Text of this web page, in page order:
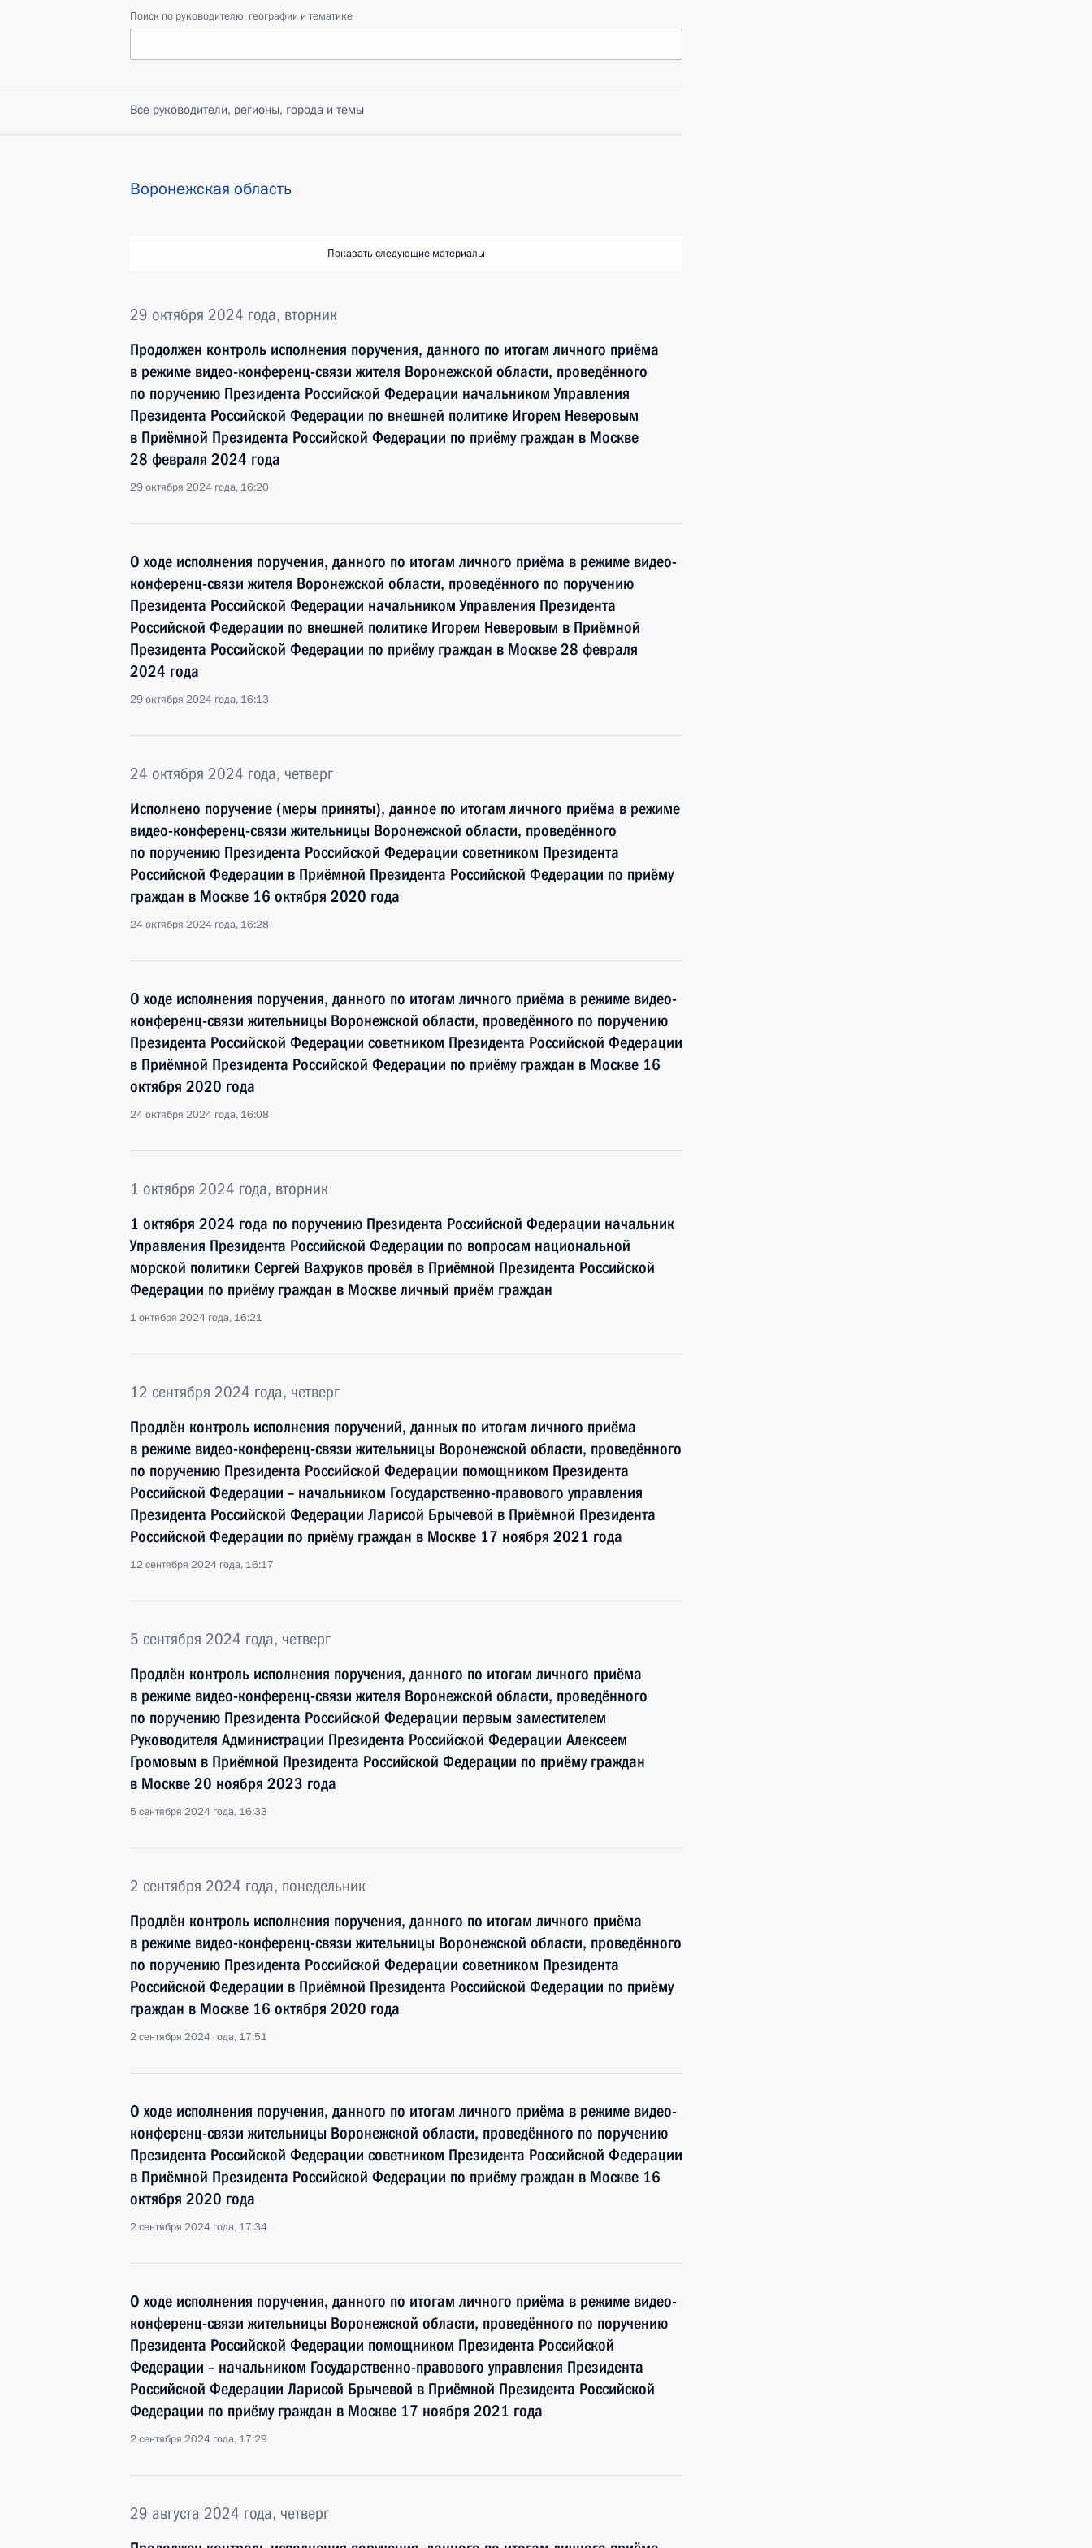
Поиск по руководителю, географии и тематике
Все руководители, регионы, города и темы
Воронежская область
Показать следующие материалы
29 октября 2024 года, вторник
Продолжен контроль исполнения поручения, данного по итогам личного приёма
в режиме видео-конференц-связи жителя Воронежской области, проведённого
по поручению Президента Российской Федерации начальником Управления
Президента Российской Федерации по внешней политике Игорем Неверовым
в Приёмной Президента Российской Федерации по приёму граждан в Москве
28 февраля 2024 года
29 октября 2024 года, 16:20
О ходе исполнения поручения, данного по итогам личного приёма в режиме видео-
конференц-связи жителя Воронежской области, проведённого по поручению
Президента Российской Федерации начальником Управления Президента
Российской Федерации по внешней политике Игорем Неверовым в Приёмной
Президента Российской Федерации по приёму граждан в Москве 28 февраля
2024 года
29 октября 2024 года, 16:13
24 октября 2024 года, четверг
Исполнено поручение (меры приняты), данное по итогам личного приёма в режиме
видео-конференц-связи жительницы Воронежской области, проведённого
по поручению Президента Российской Федерации советником Президента
Российской Федерации в Приёмной Президента Российской Федерации по приёму
граждан в Москве 16 октября 2020 года
24 октября 2024 года, 16:28
О ходе исполнения поручения, данного по итогам личного приёма в режиме видео-
конференц-связи жительницы Воронежской области, проведённого по поручению
Президента Российской Федерации советником Президента Российской Федерации
в Приёмной Президента Российской Федерации по приёму граждан в Москве 16
октября 2020 года
24 октября 2024 года, 16:08
1 октября 2024 года, вторник
1 октября 2024 года по поручению Президента Российской Федерации начальник
Управления Президента Российской Федерации по вопросам национальной
морской политики Сергей Вахруков провёл в Приёмной Президента Российской
Федерации по приёму граждан в Москве личный приём граждан
1 октября 2024 года, 16:21
12 сентября 2024 года, четверг
Продлён контроль исполнения поручений, данных по итогам личного приёма
в режиме видео-конференц-связи жительницы Воронежской области, проведённого
по поручению Президента Российской Федерации помощником Президента
Российской Федерации – начальником Государственно-правового управления
Президента Российской Федерации Ларисой Брычевой в Приёмной Президента
Российской Федерации по приёму граждан в Москве 17 ноября 2021 года
12 сентября 2024 года, 16:17
5 сентября 2024 года, четверг
Продлён контроль исполнения поручения, данного по итогам личного приёма
в режиме видео-конференц-связи жителя Воронежской области, проведённого
по поручению Президента Российской Федерации первым заместителем
Руководителя Администрации Президента Российской Федерации Алексеем
Громовым в Приёмной Президента Российской Федерации по приёму граждан
в Москве 20 ноября 2023 года
5 сентября 2024 года, 16:33
2 сентября 2024 года, понедельник
Продлён контроль исполнения поручения, данного по итогам личного приёма
в режиме видео-конференц-связи жительницы Воронежской области, проведённого
по поручению Президента Российской Федерации советником Президента
Российской Федерации в Приёмной Президента Российской Федерации по приёму
граждан в Москве 16 октября 2020 года
2 сентября 2024 года, 17:51
О ходе исполнения поручения, данного по итогам личного приёма в режиме видео-
конференц-связи жительницы Воронежской области, проведённого по поручению
Президента Российской Федерации советником Президента Российской Федерации
в Приёмной Президента Российской Федерации по приёму граждан в Москве 16
октября 2020 года
2 сентября 2024 года, 17:34
О ходе исполнения поручения, данного по итогам личного приёма в режиме видео-
конференц-связи жительницы Воронежской области, проведённого по поручению
Президента Российской Федерации помощником Президента Российской
Федерации – начальником Государственно-правового управления Президента
Российской Федерации Ларисой Брычевой в Приёмной Президента Российской
Федерации по приёму граждан в Москве 17 ноября 2021 года
2 сентября 2024 года, 17:29
29 августа 2024 года, четверг